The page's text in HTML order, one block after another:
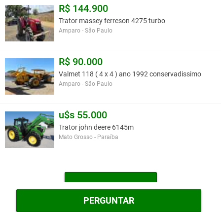
PERGUNTAR
R$ 144.900
Trator massey ferreson 4275 turbo
Amparo - São Paulo
R$ 90.000
Valmet 118 ( 4 x 4 ) ano 1992 conservadissimo
Amparo - São Paulo
u$s 55.000
Trator john deere 6145m
Mato Grosso - Paraíba